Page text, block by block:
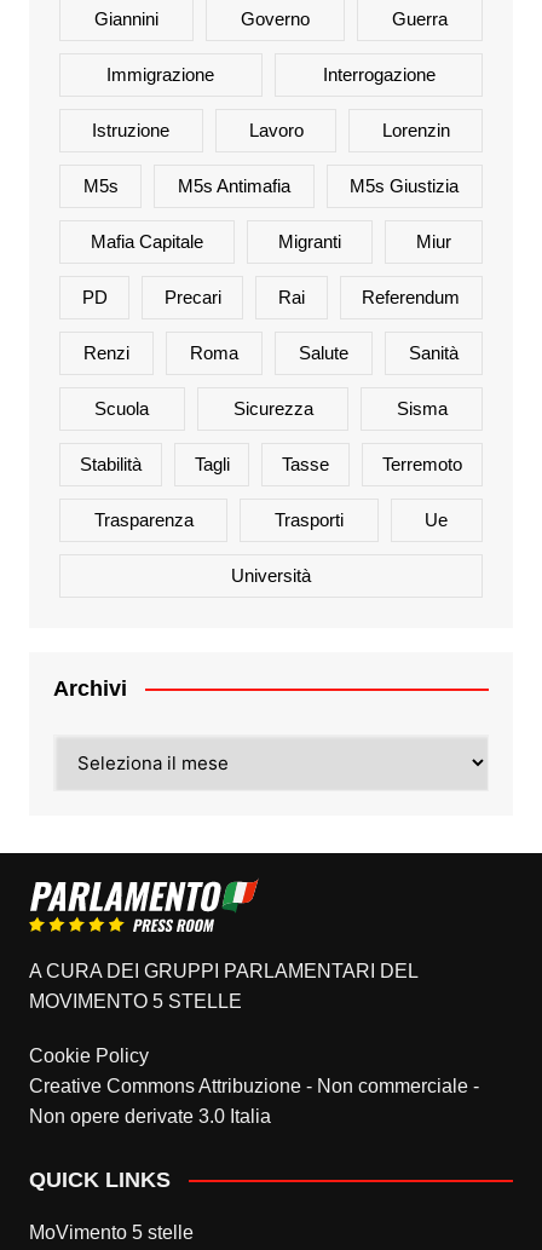
Giannini Governo Guerra
Immigrazione Interrogazione
Istruzione Lavoro Lorenzin
M5s M5s Antimafia M5s Giustizia
Mafia Capitale Migranti Miur
PD Precari Rai Referendum
Renzi Roma Salute Sanità
Scuola Sicurezza Sisma
Stabilità Tagli Tasse Terremoto
Trasparenza Trasporti Ue
Università
Archivi
A CURA DEI GRUPPI PARLAMENTARI DEL
MOVIMENTO 5 STELLE
Cookie Policy
Creative Commons Attribuzione - Non commerciale -
Non opere derivate 3.0 Italia
QUICK LINKS
MoVimento 5 stelle